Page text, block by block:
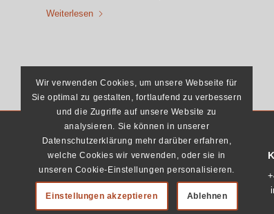
Weiterlesen
RECHTLICHES
AGB
Wir verwenden Cookies, um unsere Webseite für
Sie optimal zu gestalten, fortlaufend zu verbessern
und die Zugriffe auf unsere Website zu
analysieren. Sie können in unserer
Datenschutzerklärung mehr darüber erfahren,
welche Cookies wir verwenden, oder sie in
unseren Cookie-Einstellungen personalisieren.
Einstellungen akzeptieren Ablehnen